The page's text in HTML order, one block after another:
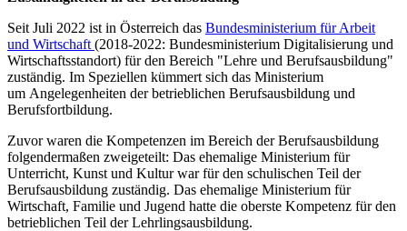
Seit Juli 2022 ist in Österreich das Bundesministerium für Arbeit
und Wirtschaft (2018-2022: Bundesministerium Digitalisierung und
Wirtschaftsstandort) für den Bereich "Lehre und Berufsausbildung"
zuständig. Im Speziellen kümmert sich das Ministerium
um Angelegenheiten der betrieblichen Berufsausbildung und
Berufsfortbildung.
Zuvor waren die Kompetenzen im Bereich der Berufsausbildung
folgendermaßen zweigeteilt: Das ehemalige Ministerium für
Unterricht, Kunst und Kultur war für den schulischen Teil der
Berufsausbildung zuständig. Das ehemalige Ministerium für
Wirtschaft, Familie und Jugend hatte die oberste Kompetenz für den
betrieblichen Teil der Lehrlingsausbildung.